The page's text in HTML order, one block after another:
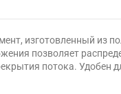
изготовленный из
позволяет
потока. Удобен